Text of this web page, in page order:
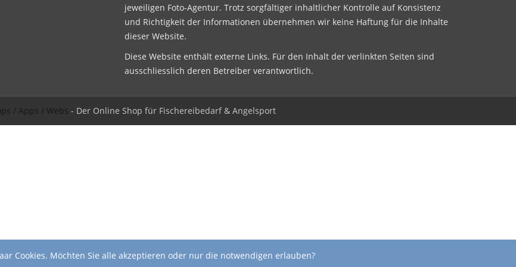
jeweiligen Foto-Agentur. Trotz sorgfältiger inhaltlicher Kontrolle auf Konsistenz
und Richtigkeit der Informationen übernehmen wir keine Haftung für die Inhalte
dieser Website.
Diese Website enthält externe Links. Für den Inhalt der verlinkten Seiten sind
ausschliesslich deren Betreiber verantwortlich.
/ Apps / Webs - Der Online Shop für Fischereibedarf & Angelsport
Cookies. Möchten Sie alle akzeptieren oder nur die notwendigen erlauben?